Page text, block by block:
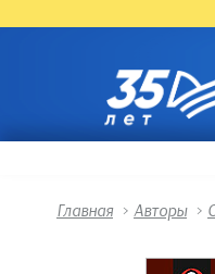
Главная > Авторы >